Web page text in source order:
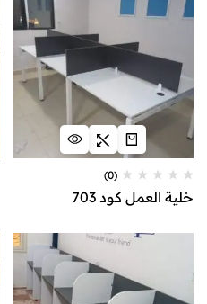
(0)
خلية العمل كود 703